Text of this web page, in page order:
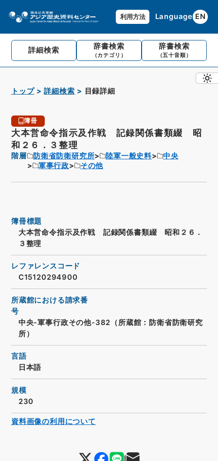
利用方法 Language EN
詳細検索 辞書検索
（カテゴリ）
辞書検索
（五十音順）
トップ 詳細検索 目録詳細
簿冊
大本営命令指示及作戦 記録関係書類綴 昭
和２６．３整理
階層 防衛省防衛研究所 陸軍一般史料
中央
軍事行政
その他
簿冊標題
大本営命令指示及作戦 記録関係書類綴 昭和２６．
３整理
レファレンスコード
C15120294900
所蔵館における請求番
号
中央-軍事行政その他-382（所蔵館：防衛省防衛研究
所）
言語
日本語
規模
230
資料画像の利用について